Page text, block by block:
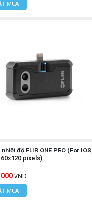
TP Hà Nội, Việt Nam
MUA
độ FLIR ONE PRO (For IOS,
pixels)
VND
MUA